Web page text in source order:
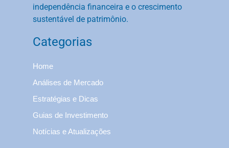
independência financeira e o crescimento
sustentável de patrimônio.
Categorias
Home
Análises de Mercado
Estratégias e Dicas
Guias de Investimento
Notícias e Atualizações